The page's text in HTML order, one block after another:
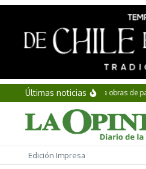
Saltar al contenido
Últimas noticias
Pepe Chedraui supervisa obras de
Edición Impresa